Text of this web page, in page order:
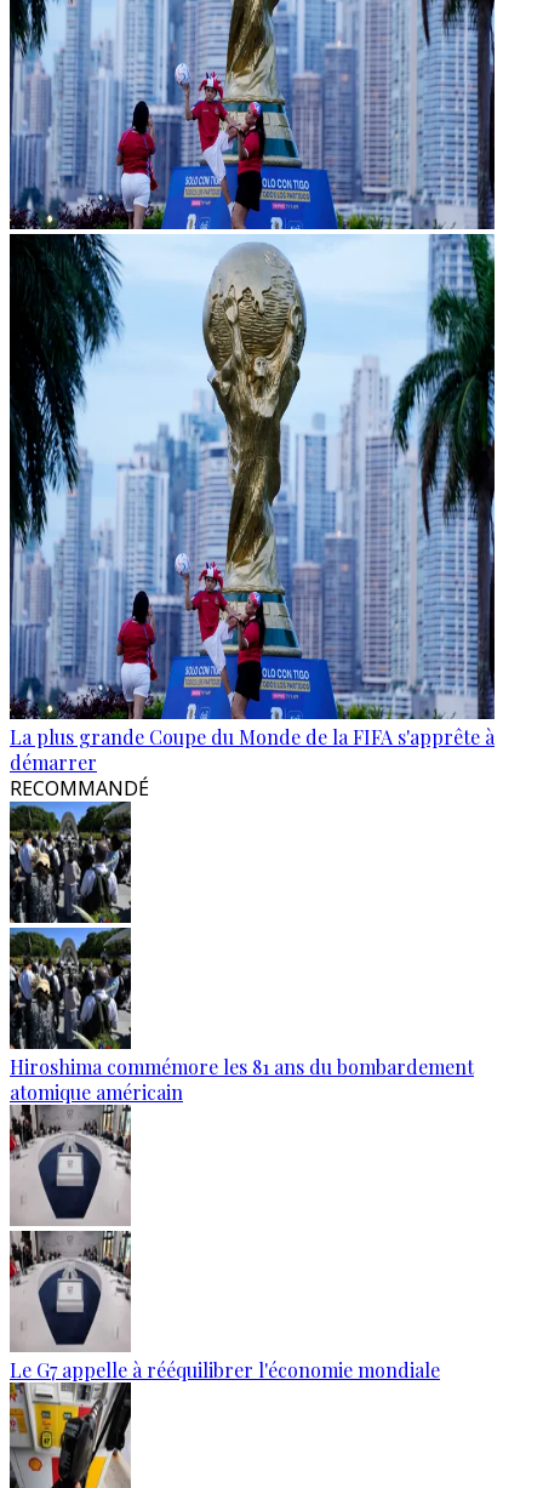
La plus grande Coupe du Monde de la FIFA s'apprête à
démarrer
RECOMMANDÉ
Hiroshima commémore les 81 ans du bombardement
atomique américain
Le G7 appelle à rééquilibrer l'économie mondiale